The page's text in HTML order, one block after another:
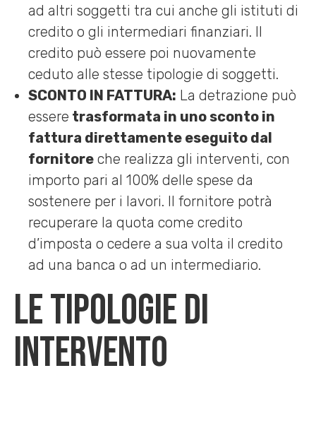
ad altri soggetti tra cui anche gli istituti di
credito o gli intermediari finanziari. Il
credito può essere poi nuovamente
ceduto alle stesse tipologie di soggetti.
SCONTO IN FATTURA: La detrazione può
essere trasformata in uno sconto in
fattura direttamente eseguito dal
fornitore che realizza gli interventi, con
importo pari al 100% delle spese da
sostenere per i lavori. Il fornitore potrà
recuperare la quota come credito
d’imposta o cedere a sua volta il credito
ad una banca o ad un intermediario.
Le tipologie di
intervento